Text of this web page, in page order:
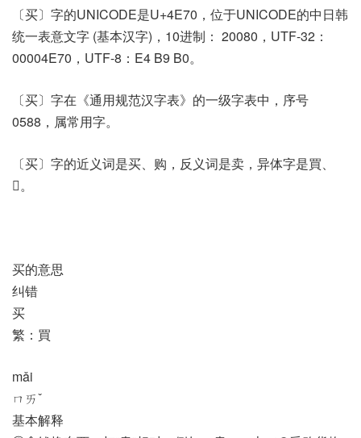
〔买〕字的UNICODE是U+4E70，位于UNICODE的中日韩
统一表意文字 (基本汉字)，10进制： 20080，UTF-32：
00004E70，UTF-8：E4 B9 B0。
〔买〕字在《通用规范汉字表》的一级字表中，序号
0588，属常用字。
〔买〕字的近义词是买、购，反义词是卖，异体字是買、
𧵽。
买的意思
纠错
买
繁：買
mǎi
ㄇㄞˇ
基本解释